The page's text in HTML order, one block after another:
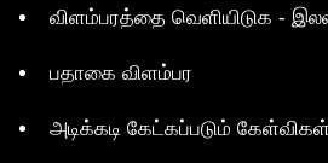
விளம்பரத்தை வெளியிடுக -
பதாகை விளம்பர
அடிக்கடி கேட்கப்படும்